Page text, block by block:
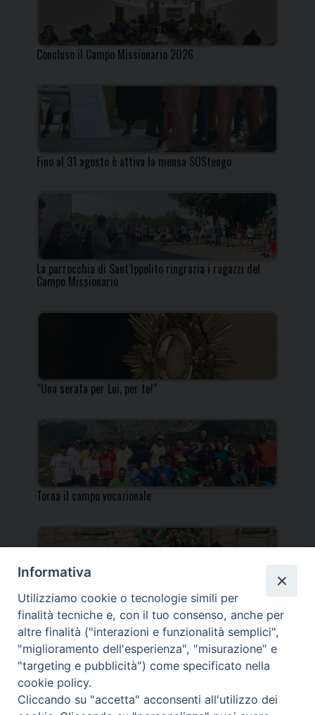
Concluso il Campo Missionario 2026
Fino al 31 agosto è attiva la mensa SOStengo
La parrocchia di Sant’Ippolito ringrazia i ragazzi del
Campo Missionario
“Una serata per Lui, per te!”
Torna il campo vocazionale
Torna il Campo Missionario Diocesano
_____________________________________________________
_____________________________
Informativa
Utilizziamo cookie o tecnologie simili per
finalità tecniche e, con il tuo consenso, anche per
altre finalità ("interazioni e funzionalità semplici",
"miglioramento dell'esperienza", "misurazione" e
"targeting e pubblicità") come specificato nella
cookie policy.
Cliccando su "accetta" acconsenti all'utilizzo dei